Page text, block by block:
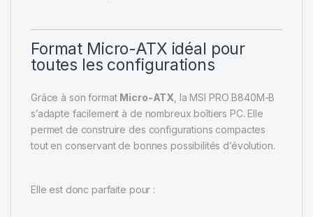
Format Micro-ATX idéal pour
toutes les configurations
Grâce à son format Micro-ATX , la MSI PRO B840M-B
s’adapte facilement à de nombreux boîtiers PC. Elle
permet de construire des configurations compactes
tout en conservant de bonnes possibilités d’évolution.
Elle est donc parfaite pour :